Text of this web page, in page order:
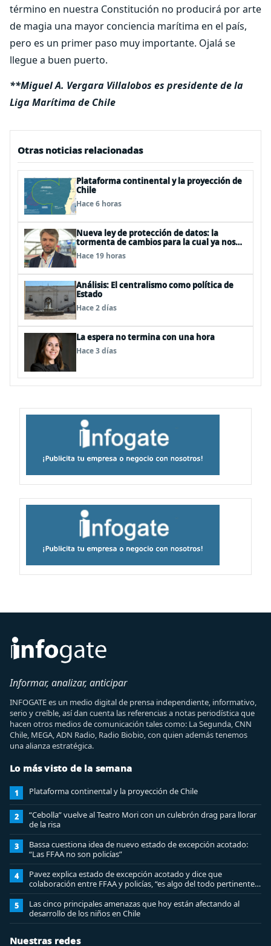
término en nuestra Constitución no producirá por arte
de magia una mayor conciencia marítima en el país,
pero es un primer paso muy importante. Ojalá se
llegue a buen puerto.
**Miguel A. Vergara Villalobos es presidente de la
Liga Marítima de Chile
Otras noticias relacionadas
Plataforma continental y la proyección de
Chile
Hace 6 horas
Nueva ley de protección de datos: la
tormenta de cambios para la cual ya nos
deberíamos estar preparando
Hace 19 horas
Análisis: El centralismo como política de
Estado
Hace 2 días
La espera no termina con una hora
Hace 3 días
Informar, analizar, anticipar
INFOGATE es un medio digital de prensa independiente, informativo,
serio y creíble, así dan cuenta las referencias a notas periodística que
hacen otros medios de comunicación tales como: La Segunda, CNN
Chile, MEGA, ADN Radio, Radio Biobio, con quien además tenemos
una alianza estratégica.
Lo más visto de la semana
1 Plataforma continental y la proyección de Chile
2
“Cebolla” vuelve al Teatro Mori con un culebrón drag para llorar
de la risa
3
Bassa cuestiona idea de nuevo estado de excepción acotado:
“Las FFAA no son policías”
4
Pavez explica estado de excepción acotado y dice que
colaboración entre FFAA y policías, “es algo del todo pertinente
analizar”
5
Las cinco principales amenazas que hoy están afectando al
desarrollo de los niños en Chile
Nuestras redes